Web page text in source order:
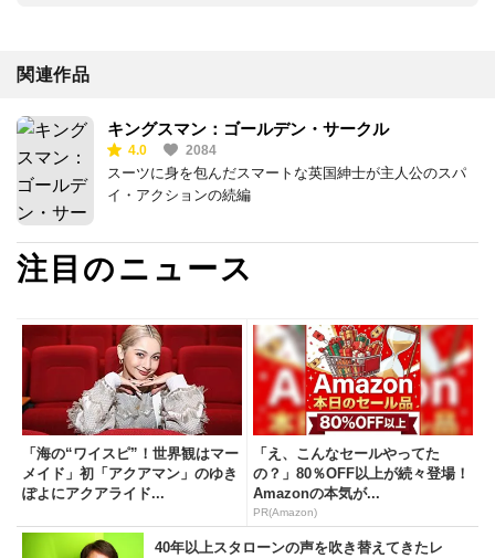
関連作品
キングスマン：ゴールデン・サークル
4.0 2084
スーツに身を包んだスマートな英国紳士が主人公のスパ
イ・アクションの続編
注目のニュース
「海の“ワイスピ”！世界観はマー
メイド」初「アクアマン」のゆき
ぽよにアクアライド...
「え、こんなセールやってた
の？」80％OFF以上が続々登場！
Amazonの本気が...
PR(Amazon)
40年以上スタローンの声を吹き替えてきたレ